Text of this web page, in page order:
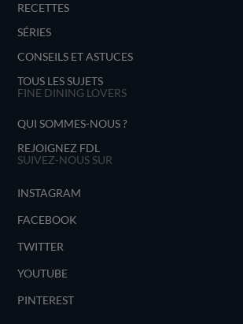
RECETTES
SÉRIES
CONSEILS ET ASTUCES
TOUS LES SUJETS
FINE DINING LOVERS
QUI SOMMES-NOUS ?
REJOIGNEZ FDL
SUIVEZ-NOUS SUR
INSTAGRAM
FACEBOOK
TWITTER
YOUTUBE
PINTEREST